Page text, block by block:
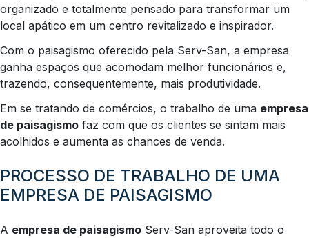
organizado e totalmente pensado para transformar um
local apático em um centro revitalizado e inspirador.
Com o paisagismo oferecido pela Serv-San, a empresa
ganha espaços que acomodam melhor funcionários e,
trazendo, consequentemente, mais produtividade.
Em se tratando de comércios, o trabalho de uma empresa
de paisagismo faz com que os clientes se sintam mais
acolhidos e aumenta as chances de venda.
PROCESSO DE TRABALHO DE UMA
EMPRESA DE PAISAGISMO
A empresa de paisagismo Serv-San aproveita todo o